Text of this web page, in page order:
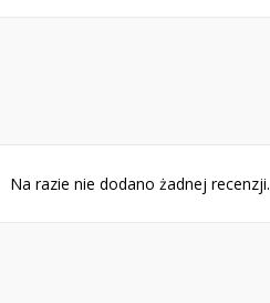
Na razie nie dodano żadnej recenzji.